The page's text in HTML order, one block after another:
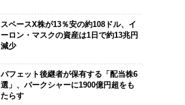
スペースX株が13％安の約108ドル、イ
ーロン・マスクの資産は1日で約13兆円
減少
バフェット後継者が保有する「配当株6
選」、バークシャーに1900億円超をも
たらす